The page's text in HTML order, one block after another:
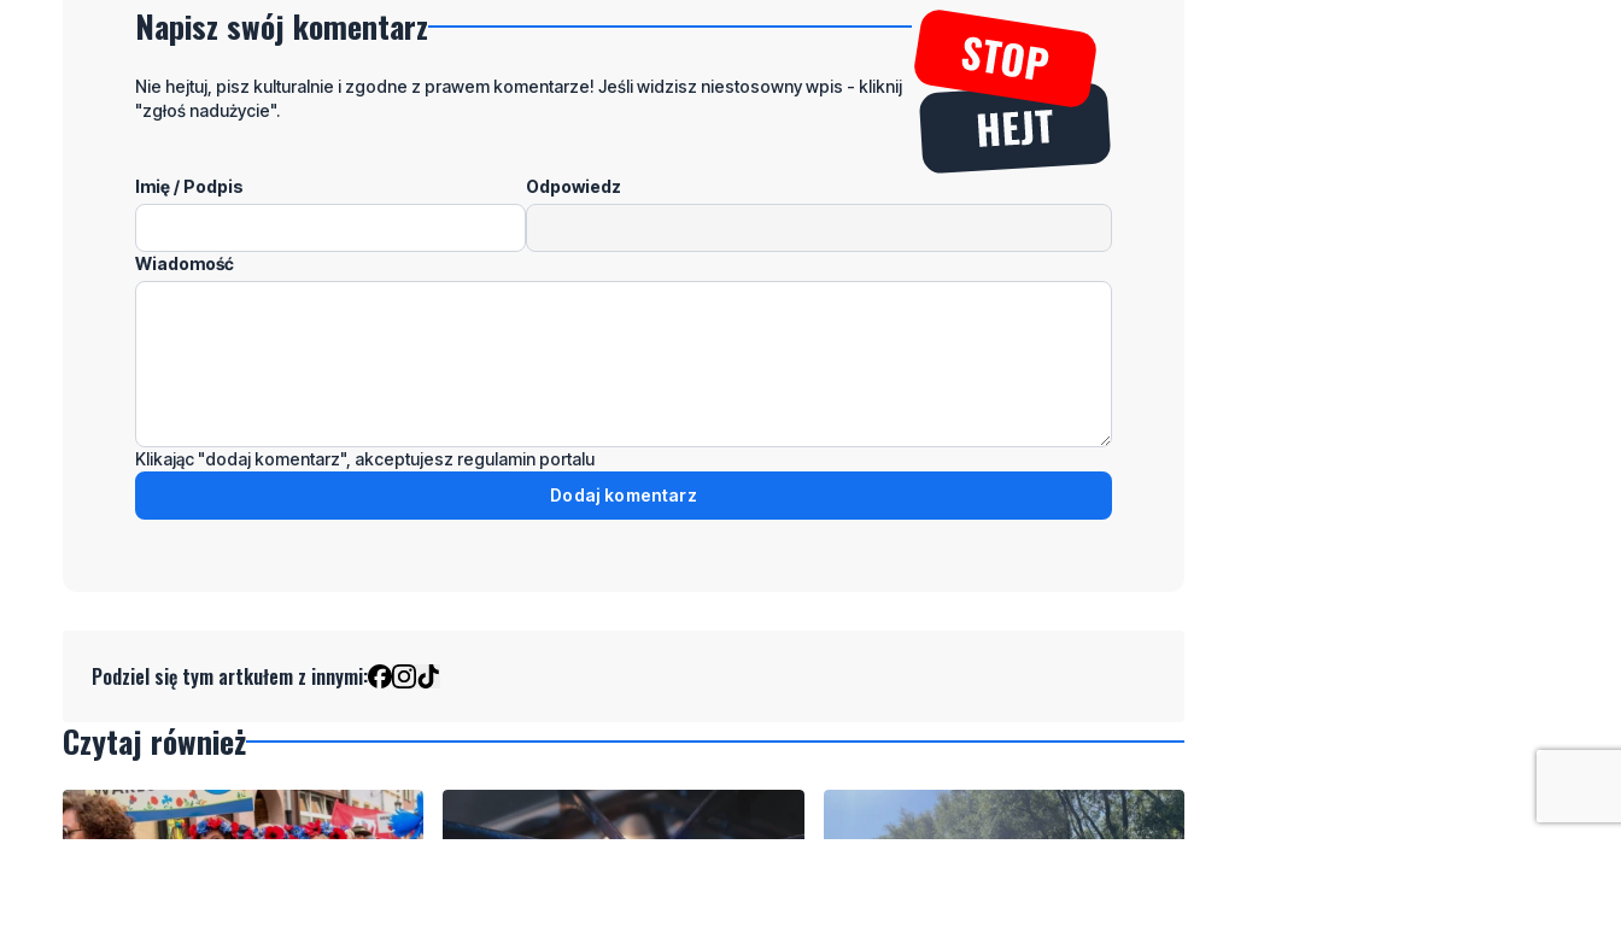
Napisz swój komentarz
Nie hejtuj, pisz kulturalnie i zgodne z prawem komentarze! Jeśli widzisz niestosowny wpis - kliknij
"zgłoś nadużycie".
Imię / Podpis Odpowiedz
Wiadomość
Klikając "dodaj komentarz", akceptujesz regulamin portalu
Dodaj komentarz
Podziel się tym artkułem z innymi:
Czytaj również